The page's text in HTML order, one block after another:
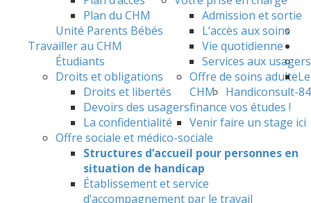
Plan du CHM
Admission et sortie
L’accès aux soins
Vie quotidienne
Services aux usagers
Droits et obligations
Droits et libertés
Devoirs des usagers
La confidentialité
Offre de soins adulte
Handiconsult-84
Offre sociale et médico-sociale
Structures d’accueil pour personnes en
situation de handicap
Établissement et service
d’accompagnement par le travail
Unité Parents Bébés
Travailler au CHM
Étudiants
Le
CHM
finance vos études !
Venir faire un stage ici